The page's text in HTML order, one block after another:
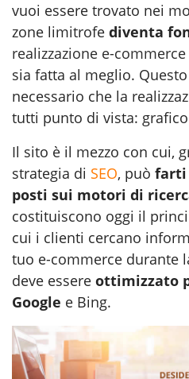
vuoi essere trovato nei
zone limitrofe diventa
realizzazione e-
sia fatta al meglio.
necessario che la
tutti punto di vista:
Il sito è il mezzo con cui,
strategia di SEO, può farti
posti sui motori di
costituiscono oggi il
cui i clienti cercano
tuo e-commerce durante
deve essere ottimizzato
Google e Bing.